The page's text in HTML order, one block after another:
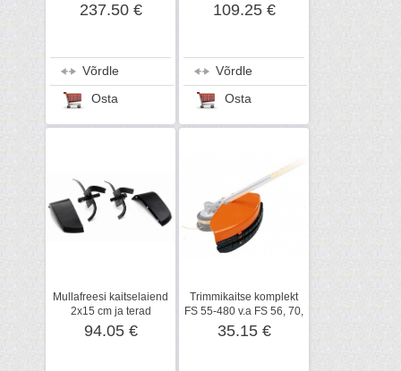
237.50 €
Võrdle
Osta
109.25 €
Võrdle
Osta
Mullafreesi kaitselaiend
2x15 cm ja terad
AHV600, STIHL
94.05 €
Trimmikaitse komplekt
FS 55-480 v.a FS 56, 70,
STIHL
35.15 €